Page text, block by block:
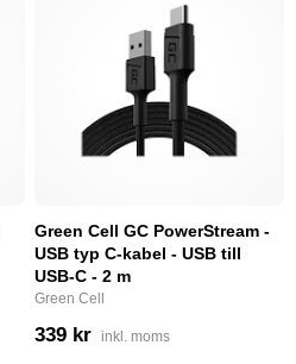
Green Cell GC PowerStream -
USB typ C-kabel - USB till
USB-C - 2 m
Green Cell
339 kr inkl. moms